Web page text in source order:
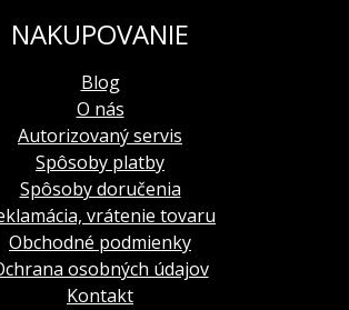
NAKUPOVANIE
Blog
O nás
Autorizovaný servis
Spôsoby platby
Spôsoby doručenia
vrátenie tovaru
Obchodné podmienky
osobných údajov
Kontakt